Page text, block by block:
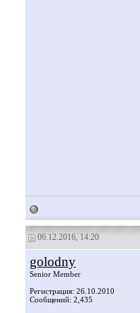
06.12.2016, 14:20
golodny
Senior Member
Регистрация: 26.10.2010
Сообщений: 2,435